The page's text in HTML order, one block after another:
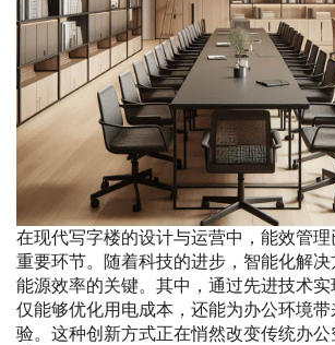
在现代写字楼的设计与运营中，能效管
重要环节。随着科技的进步，智能化解
能源效率的关键。其中，通过先进技术
仅能够优化用电成本，还能为办公环境
验。这种创新方式正在悄然改变传统办